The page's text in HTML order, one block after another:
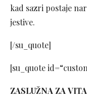
kad sazri postaje
jestive.
[/su_quote]
[su_quote
ZASLUŽNA ZA